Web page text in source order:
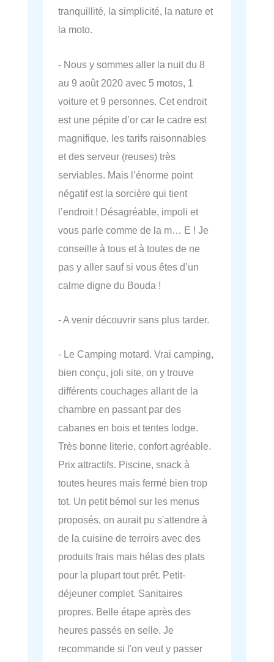
tranquillité, la simplicité, la nature et
la moto.
- Nous y sommes aller la nuit du 8
au 9 août 2020 avec 5 motos, 1
voiture et 9 personnes. Cet endroit
est une pépite d’or car le cadre est
magnifique, les tarifs raisonnables
et des serveur (reuses) très
serviables. Mais l’énorme point
négatif est la sorcière qui tient
l’endroit ! Désagréable, impoli et
vous parle comme de la m… E ! Je
conseille à tous et à toutes de ne
pas y aller sauf si vous êtes d’un
calme digne du Bouda !
- A venir découvrir sans plus tarder.
- Le Camping motard. Vrai camping,
bien conçu, joli site, on y trouve
différents couchages allant de la
chambre en passant par des
cabanes en bois et tentes lodge.
Très bonne literie, confort agréable.
Prix attractifs. Piscine, snack à
toutes heures mais fermé bien trop
tot. Un petit bémol sur les menus
proposés, on aurait pu s'attendre à
de la cuisine de terroirs avec des
produits frais mais hélas des plats
pour la plupart tout prêt. Petit-
déjeuner complet. Sanitaires
propres. Belle étape après des
heures passés en selle. Je
recommande si l'on veut y passer